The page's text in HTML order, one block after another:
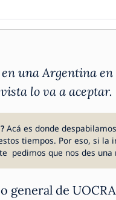
una Argentina
lo va a aceptar.
Acá es donde
tiempos. Por eso, si la
pedimos que nos des una
general de